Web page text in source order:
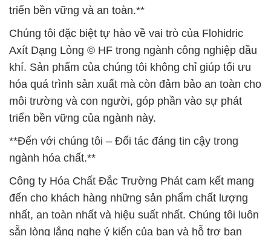
triển bền vững và an toàn.**
Chúng tôi đặc biệt tự hào về vai trò của Flohidric
Axít Dạng Lỏng © HF trong ngành công nghiệp dầu
khí. Sản phẩm của chúng tôi không chỉ giúp tối ưu
hóa quá trình sản xuất mà còn đảm bảo an toàn cho
môi trường và con người, góp phần vào sự phát
triển bền vững của ngành này.
**Đến với chúng tôi – Đối tác đáng tin cậy trong
ngành hóa chất.**
Công ty Hóa Chất Đắc Trường Phát cam kết mang
đến cho khách hàng những sản phẩm chất lượng
nhất, an toàn nhất và hiệu suất nhất. Chúng tôi luôn
sẵn lòng lắng nghe ý kiến của bạn và hỗ trợ bạn